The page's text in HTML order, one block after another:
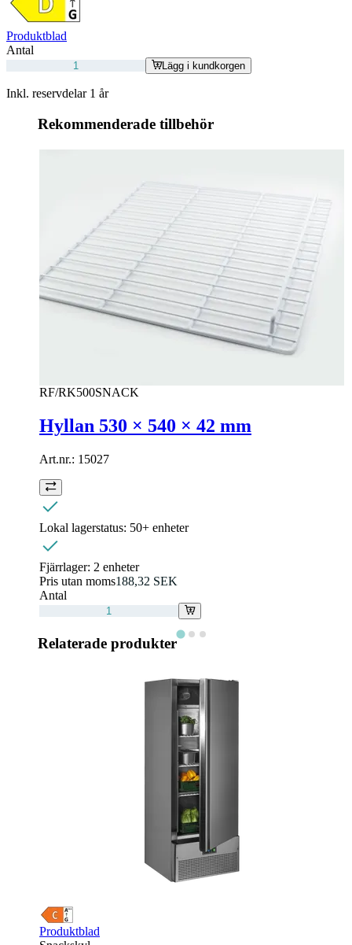
Produktblad
Antal
Lägg i kundkorgen
Inkl. reservdelar 1 år
Rekommenderade tillbehör
RF/RK500SNACK
Hyllan 530 × 540 × 42 mm
Art.nr.: 15027
Lokal lagerstatus: 50+ enheter
Fjärrlager: 2 enheter
Pris utan moms188,32 SEK
Antal
Relaterade produkter
Produktblad